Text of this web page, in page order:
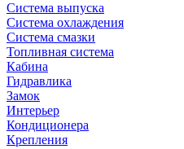
Система выпуска
Система охлаждения
Система смазки
Топливная система
Кабина
Гидравлика
Замок
Интерьер
Кондиционера
Крепления